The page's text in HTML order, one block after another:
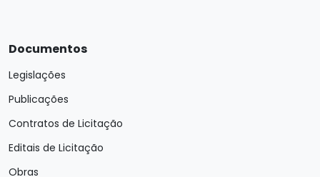
Documentos
Legislações
Publicações
Contratos de Licitação
Editais de Licitação
Obras